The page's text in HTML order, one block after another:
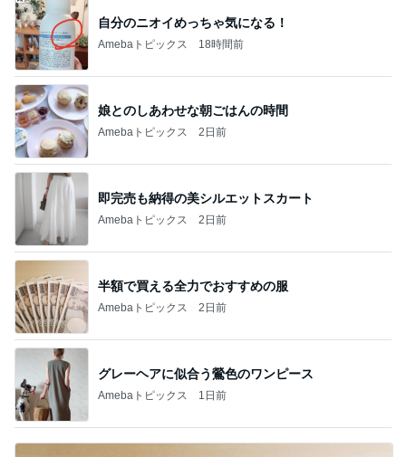
自分のニオイめっちゃ気になる！
Amebaトピックス 18時間前
娘とのしあわせな朝ごはんの時間
Amebaトピックス 2日前
即完売も納得の美シルエットスカート
Amebaトピックス 2日前
半額で買える全力でおすすめの服
Amebaトピックス 2日前
グレーヘアに似合う鶯色のワンピース
Amebaトピックス 1日前